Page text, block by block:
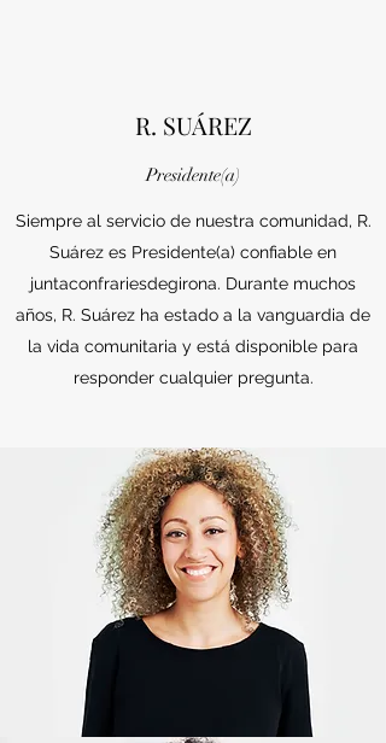
R. SUÁREZ
Presidente(a)
Siempre al servicio de nuestra comunidad, R.
Suárez es Presidente(a) confiable en
juntaconfrariesdegirona. Durante muchos
años, R. Suárez ha estado a la vanguardia de
la vida comunitaria y está disponible para
responder cualquier pregunta.